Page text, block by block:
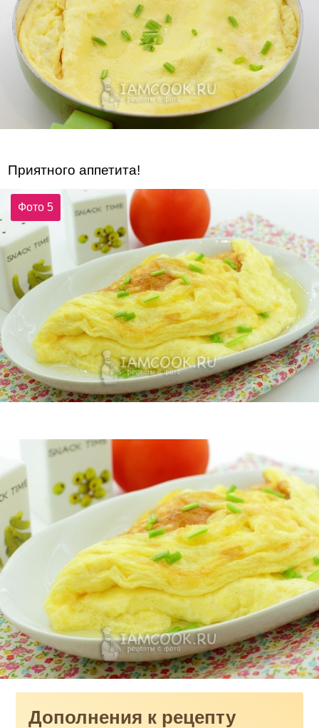
Приятного аппетита!
Фото 5
Дополнения к рецепту